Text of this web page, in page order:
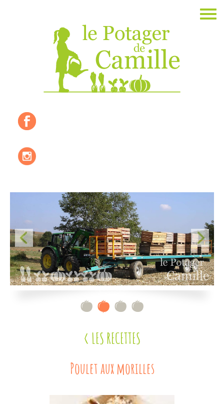
La ferme
Les valeurs
Où nous trouver ?
Contact
< LES RECETTES
Poulet aux morilles